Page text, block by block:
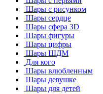
Шары с рисунком
Шары сердце
Шары сфера 3D
Шары фигуры
Шары цифры
Шары ШДМ
Для кого
Шары влюбленным
Шары девушке
Шары для детей